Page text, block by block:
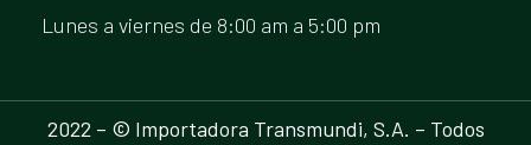
Lunes a viernes de 8:00 am a 5:00 pm
2022 – © Importadora Transmundi, S.A. – Todos